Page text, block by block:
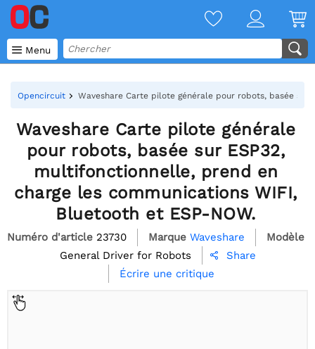
 Menu
Opencircuit Waveshare Carte pilote générale pour robots, basée
Waveshare Carte pilote générale
pour robots, basée sur ESP32,
multifonctionnelle, prend en
charge les communications WIFI,
Bluetooth et ESP-NOW.
Numéro d'article 23730 Marque Waveshare
Modèle
General Driver for Robots

Share
Écrire une critique